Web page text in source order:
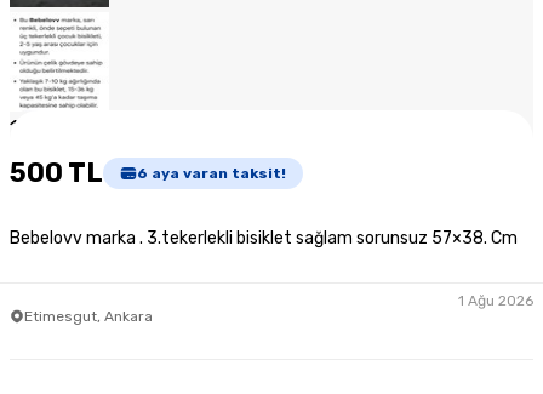
1
500 TL 6 aya varan taksit!
Bebelovv marka . 3.tekerlekli bisiklet sağlam sorunsuz 57×38. Cm
Etimesgut, Ankara
1 Ağu 2026